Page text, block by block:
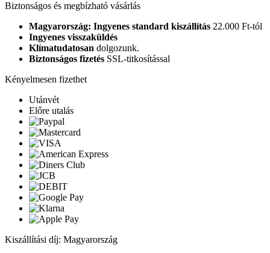
Biztonságos és megbízható vásárlás
Magyarország: Ingyenes standard kiszállítás 22.000 Ft-tól
Ingyenes visszaküldés
Klímatudatosan dolgozunk.
Biztonságos fizetés SSL-titkosítással
Kényelmesen fizethet
Utánvét
Előre utalás
Kiszállítási díj: Magyarország